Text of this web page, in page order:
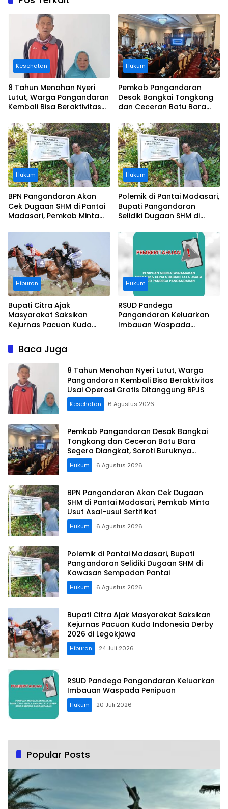
Kesehatan
8 Tahun Menahan Nyeri
Lutut, Warga Pangandaran
Kembali Bisa Beraktivitas
Ditanggung BPJS
Hukum
Pemkab Pangandaran
Desak Bangkai Tongkang
dan Ceceran Batu Bara
Buruknya Koordinasi
Perusahaan
Hukum
BPN Pangandaran Akan
Cek Dugaan SHM di Pantai
Madasari, Pemkab Minta
Hukum
Polemik di Pantai Madasari,
Bupati Pangandaran
Selidiki Dugaan SHM di
Pantai
Hiburan
Bupati Citra Ajak
Masyarakat Saksikan
Kejurnas Pacuan Kuda
Legokjawa
Hukum
RSUD Pandega
Pangandaran Keluarkan
Imbauan Waspada
Baca Juga
8 Tahun Menahan Nyeri Lutut, Warga
Pangandaran Kembali Bisa Beraktivitas
Usai Operasi Gratis Ditanggung BPJS
Kesehatan 6 Agustus 2026
Pemkab Pangandaran Desak Bangkai
Tongkang dan Ceceran Batu Bara
Segera Diangkat, Soroti Buruknya
Koordinasi Perusahaan
Hukum 6 Agustus 2026
BPN Pangandaran Akan Cek Dugaan
SHM di Pantai Madasari, Pemkab Minta
Usut Asal-usul Sertifikat
Hukum 6 Agustus 2026
Polemik di Pantai Madasari, Bupati
Pangandaran Selidiki Dugaan SHM di
Kawasan Sempadan Pantai
Hukum 6 Agustus 2026
Bupati Citra Ajak Masyarakat Saksikan
Kejurnas Pacuan Kuda Indonesia Derby
2026 di Legokjawa
Hiburan 24 Juli 2026
RSUD Pandega Pangandaran Keluarkan
Imbauan Waspada Penipuan
Hukum 20 Juli 2026
Popular Posts